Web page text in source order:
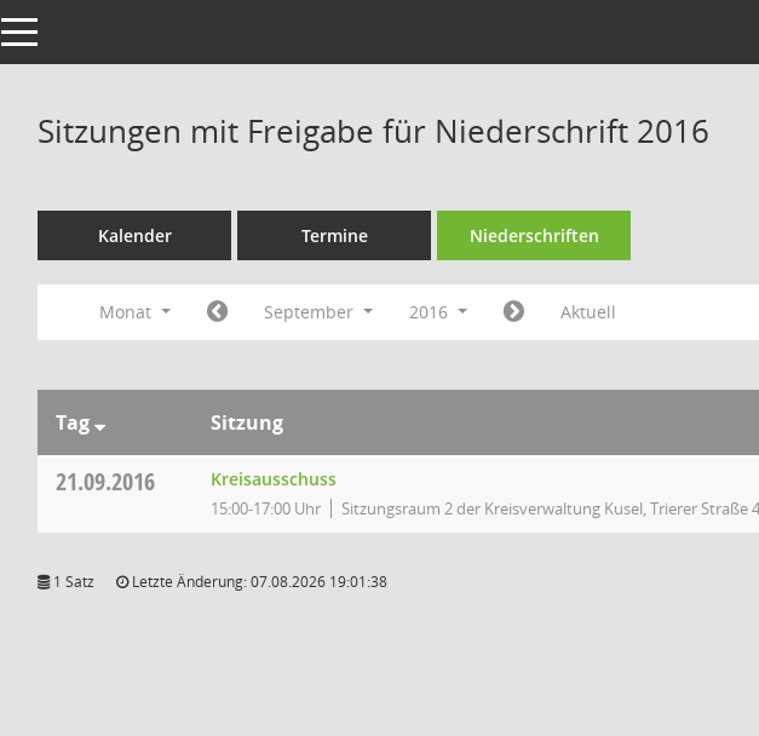
Toggle navigation
Sitzungen mit Freigabe für Niederschrift 2016
Kalender Termine Niederschriften
Monat September 2016 Aktuell
Tag Sitzung
21.09.2016 Kreisausschuss
15:00-17:00 Uhr Sitzungsraum 2 der Kreisverwaltung Kusel, Trierer Straße
1 Satz Letzte Änderung: 07.08.2026 19:01:38